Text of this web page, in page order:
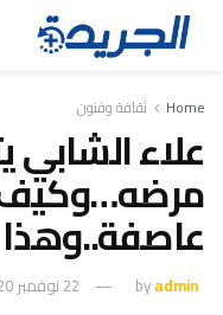
Home ثقافة وفنون
علاء
عاصفة..وهذا
byadmin 22 نوفمبر 2020